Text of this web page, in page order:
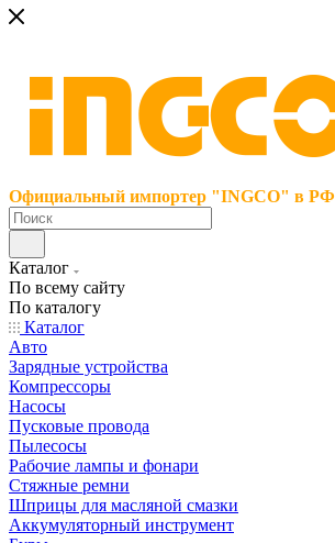
Официальный импортер "INGCO" в РФ
Каталог
По всему сайту
По каталогу
Каталог
Авто
Зарядные устройства
Компрессоры
Насосы
Пусковые провода
Пылесосы
Рабочие лампы и фонари
Стяжные ремни
Шприцы для масляной смазки
Аккумуляторный инструмент